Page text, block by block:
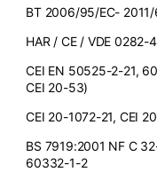
BT 2006/95/EC- 2011/
HAR / CE / VDE 0282-4
CEI EN 50525-2-21,
CEI 20-53)
CEI 20-1072-21, CEI
BS 7919:2001 NF C
60332-1-2